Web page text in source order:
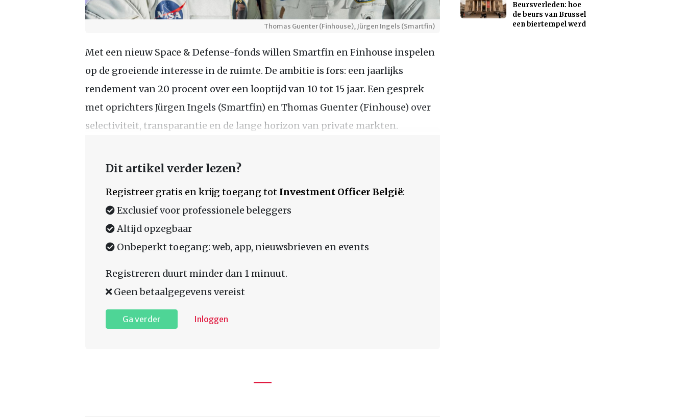
Thomas Guenter (Finhouse), Jürgen Ingels (Smartfin)
Met een nieuw Space & Defense-fonds willen Smartfin en Finhouse inspelen
op de groeiende interesse in de ruimte. De ambitie is fors: een jaarlijks
rendement van 20 procent over een looptijd van 10 tot 15 jaar. Een gesprek
met oprichters Jürgen Ingels (Smartfin) en Thomas Guenter (Finhouse) over
selectiviteit, transparantie en de lange horizon van private markten.
Dit artikel verder lezen?
Registreer gratis en krijg toegang tot Investment Officer België:
Exclusief voor professionele beleggers
Altijd opzegbaar
Onbeperkt toegang: web, app, nieuwsbrieven en events
Registreren duurt minder dan 1 minuut.
Geen betaalgegevens vereist
Ga verder Inloggen
Beursverleden: hoe
de beurs van Brussel
een biertempel werd